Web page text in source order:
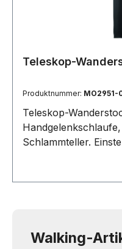
Teleskop-
Produktnummer: MO2951-
Teleskop-
Schlammteller.
cm. Lieferung in
Walking-